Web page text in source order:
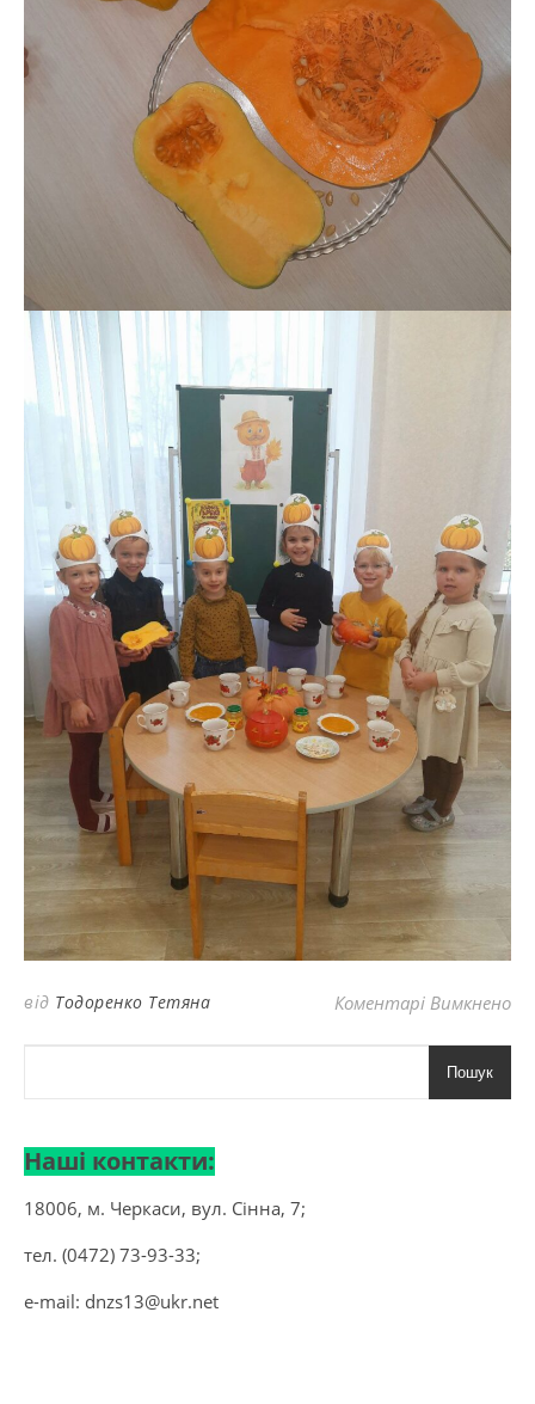
від Тодоренко Тетяна Коментарі Вимкненодо
Пошук
Наші контакти:
18006, м. Черкаси, вул. Сінна, 7;
тел. (0472) 73-93-33;
e-mail: dnzs13@ukr.net